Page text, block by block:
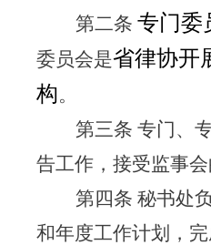
第二条 专门委
委员会是省律协开
构。
第三条 专门、
告工作，接受监事会
第四条 秘书处
和年度工作计划，完